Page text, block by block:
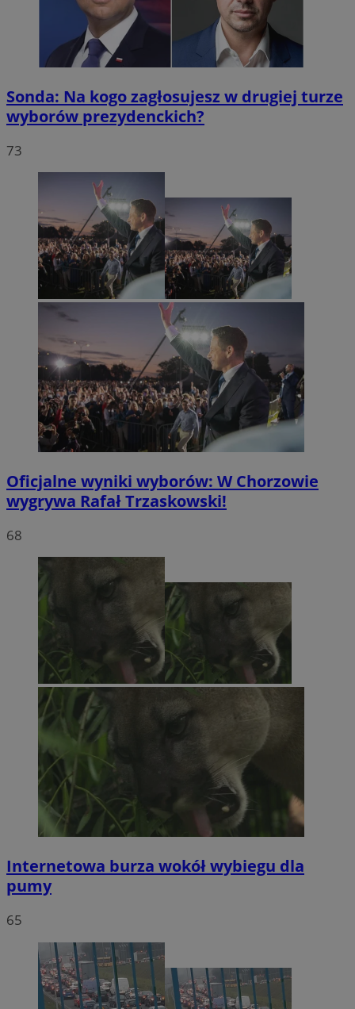
Sonda: Na kogo zagłosujesz w drugiej turze
wyborów prezydenckich?
73
Oficjalne wyniki wyborów: W Chorzowie
wygrywa Rafał Trzaskowski!
68
Internetowa burza wokół wybiegu dla
pumy
65